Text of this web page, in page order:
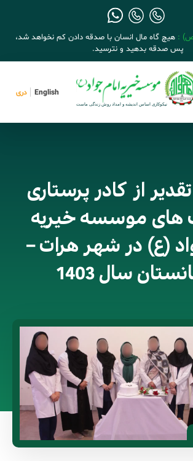
(ص) : هیچ گاه مال انسان با صدقه دادن کم نخواهد شد،
پس صدقه بدهید و نترسید.
دری English
از کادر پرستاری
های موسسه خیریه
(ع) در شهر هرات –
سال 1403